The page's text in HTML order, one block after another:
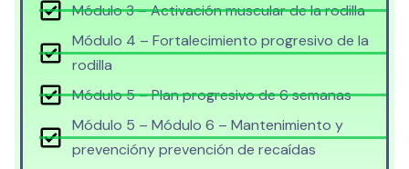
Módulo 3 – Activación muscular de la rodilla
Módulo 4 – Fortalecimiento progresivo de la
rodilla
Módulo 5 – Plan progresivo de 6 semanas
Módulo 5 – Módulo 6 – Mantenimiento y
prevencióny prevención de recaídas